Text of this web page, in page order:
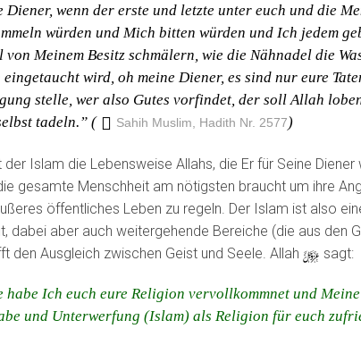
Diener, wenn der erste und letzte unter euch und die
würden und Mich bitten würden und Ich jedem
von Meinem Besitz schmälern, wie die Nähnadel die
wird, oh meine Diener, es sind nur eure
stelle, wer also Gutes vorfindet, der soll Allah
tadeln.” (
Sahih Muslim, Hadith Nr. 2577)
der Islam die Lebensweise Allahs, die Er für Seine
gesamte Menschheit am nötigsten braucht um ihre
öffentliches Leben zu regeln. Der Islam ist also
dabei aber auch weitergehende Bereiche (die aus den
den Ausgleich zwischen Geist und Seele. Allah y sagt:
habe Ich euch eure Religion vervollkommnet und
und Unterwerfung (Islam) als Religion für euch